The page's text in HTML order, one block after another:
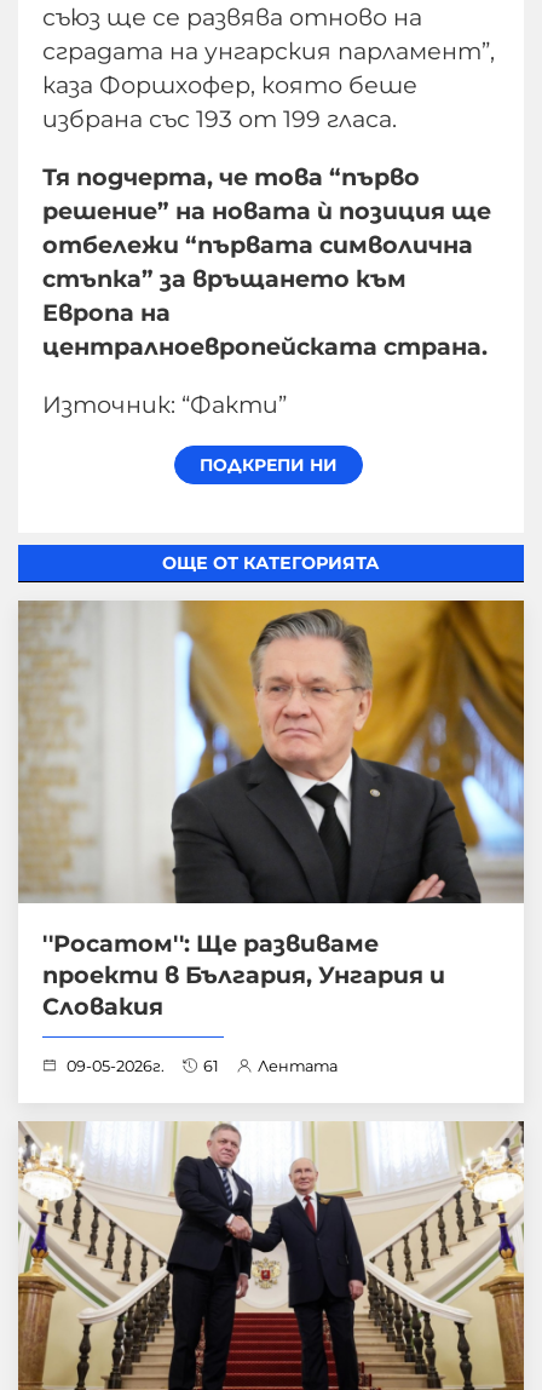
съюз ще се развява отново на
сградата на унгарския парламент”,
каза Форшхофер, която беше
избрана със 193 от 199 гласа.
Тя подчерта, че това “първо
решение” на новата ѝ позиция ще
отбележи “първата символична
стъпка” за връщането към
Европа на
централноевропейската страна.
Източник: “Факти”
ОЩЕ ОТ КАТЕГОРИЯТА
''Росатом'': Ще развиваме
проекти в България, Унгария и
Словакия
09-05-2026г. 61 Лентата